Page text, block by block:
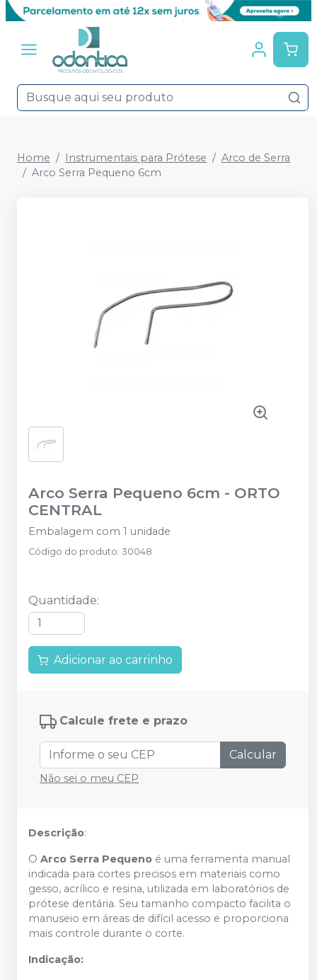
Home Instrumentais para Prótese
Arco de Serra
Arco Serra Pequeno 6cm
Arco Serra Pequeno 6cm - ORTO
CENTRAL
Embalagem com 1 unidade
Código do produto: 30048
Quantidade:
Adicionar ao carrinho
Calcule frete e prazo
Calcular
Não sei o meu CEP
Descrição:
O Arco Serra Pequeno é uma ferramenta manual
indicada para cortes precisos em materiais como
gesso, acrílico e resina, utilizada em laboratórios de
prótese dentária. Seu tamanho compacto facilita o
manuseio em áreas de difícil acesso e proporciona
mais controle durante o corte.
Indicação: